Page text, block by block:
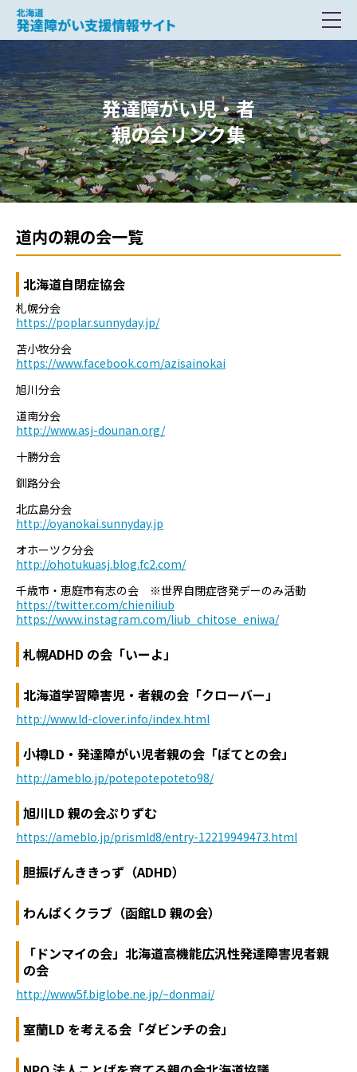
北海道 発達障がい支援情報サイト
発達障がい児・者
親の会リンク集
道内の親の会一覧
北海道自閉症協会
札幌分会
https://poplar.sunnyday.jp/
苫小牧分会
https://www.facebook.com/azisainokai
旭川分会
道南分会
http://www.asj-dounan.org/
十勝分会
釧路分会
北広島分会
http://oyanokai.sunnyday.jp
オホーツク分会
http://ohotukuasj.blog.fc2.com/
千歳市・恵庭市有志の会 ※世界自閉症啓発デーのみ活動
https://twitter.com/chieniliub
https://www.instagram.com/liub_chitose_eniwa/
札幌ADHD の会「いーよ」
北海道学習障害児・者親の会「クローバー」
http://www.ld-clover.info/index.html
小樽LD・発達障がい児者親の会「ぽてとの会」
http://ameblo.jp/potepotepoteto98/
旭川LD 親の会ぷりずむ
https://ameblo.jp/prismld8/entry-12219949473.html
胆振げんききっず（ADHD）
わんぱくクラブ（函館LD 親の会）
「ドンマイの会」北海道高機能広汎性発達障害児者親
の会
http://www5f.biglobe.ne.jp/~donmai/
室蘭LD を考える会「ダビンチの会」